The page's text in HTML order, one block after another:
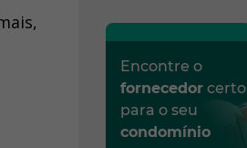
Encontre o
fornecedor certo
para o seu
condomínio